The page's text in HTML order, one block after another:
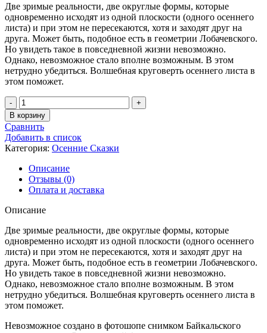
Две зримые реальности, две округлые формы, которые
одновременно исходят из одной плоскости (одного осеннего
листа) и при этом не пересекаются, хотя и заходят друг на
друга. Может быть, подобное есть в геометрии Лобачевского.
Но увидеть такое в повседневной жизни невозможно.
Однако, невозможное стало вполне возможным. В этом
нетрудно убедиться. Волшебная круговерть осеннего листа в
этом поможет.
Количество
товара
Круговерть
Невозможного
-
30
В корзину
Сравнить
Добавить в список
Категория: Осенние Сказки
Описание
Отзывы (0)
Оплата и доставка
Описание
Две зримые реальности, две округлые формы, которые
одновременно исходят из одной плоскости (одного осеннего
листа) и при этом не пересекаются, хотя и заходят друг на
друга. Может быть, подобное есть в геометрии Лобачевского.
Но увидеть такое в повседневной жизни невозможно.
Однако, невозможное стало вполне возможным. В этом
нетрудно убедиться. Волшебная круговерть осеннего листа в
этом поможет.
Невозможное создано в фотошопе снимком Байкальского